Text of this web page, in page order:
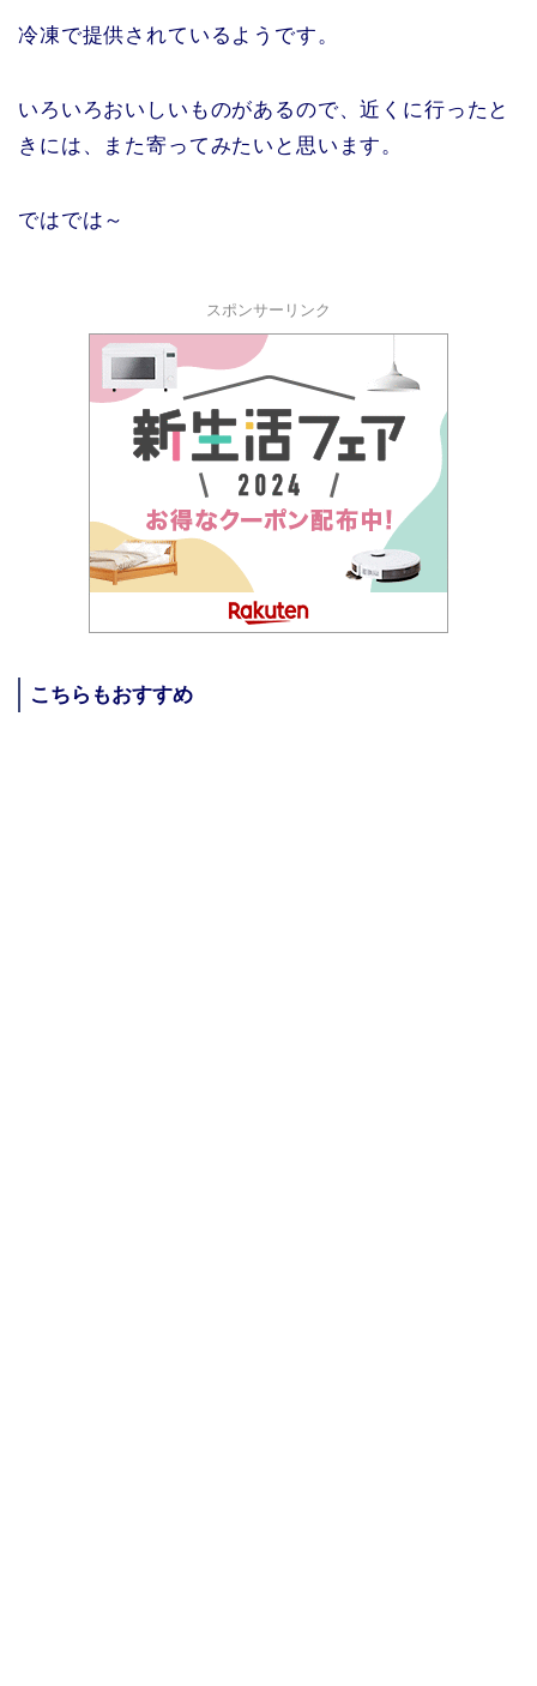
冷凍で提供されているようです。
いろいろおいしいものがあるので、近くに行ったと
きには、また寄ってみたいと思います。
ではでは～
スポンサーリンク
こちらもおすすめ